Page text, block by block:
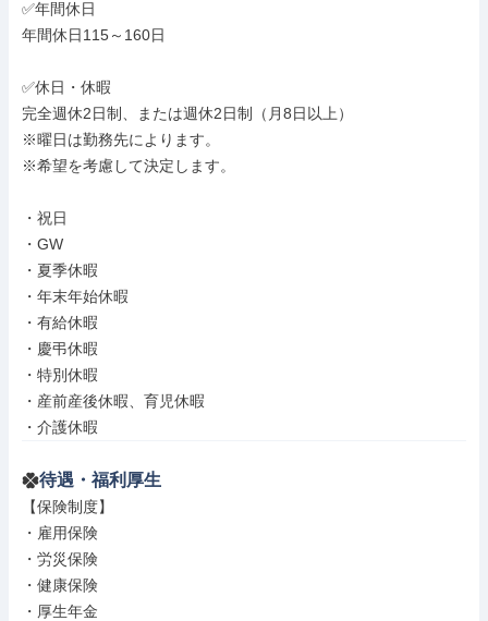
✅年間休日
年間休日115～160日
✅休日・休暇
完全週休2日制、または週休2日制（月8日以上）
※曜日は勤務先によります。
※希望を考慮して決定します。
・祝日
・GW
・夏季休暇
・年末年始休暇
・有給休暇
・慶弔休暇
・特別休暇
・産前産後休暇、育児休暇
・介護休暇
待遇・福利厚生
【保険制度】
・雇用保険
・労災保険
・健康保険
・厚生年金